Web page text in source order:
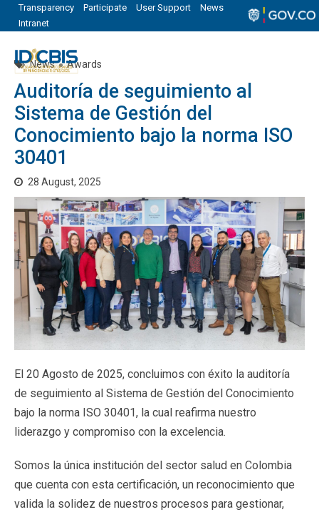
Transparency Participate User Support
News
Intranet
News Awards
Auditoría de seguimiento al
Sistema de Gestión del
Conocimiento bajo la norma ISO
30401
28 August, 2025
El 20 Agosto de 2025, concluimos con éxito la auditoría
de seguimiento al Sistema de Gestión del Conocimiento
bajo la norma ISO 30401, la cual reafirma nuestro
liderazgo y compromiso con la excelencia.
Somos la única institución del sector salud en Colombia
que cuenta con esta certificación, un reconocimiento que
valida la solidez de nuestros procesos para gestionar,